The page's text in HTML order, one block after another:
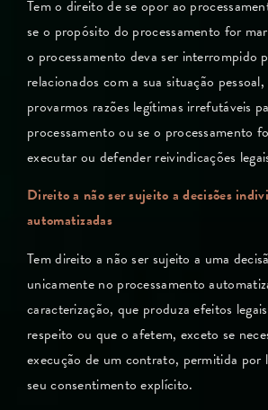
Tem o direito de se opor ao
se o propósito do processamento for
o processamento deva ser interrompido
relacionados com a sua situação
provarmos razões legítimas irrefutáveis
processamento ou se o processamento
executar ou defender reivindicações
Direito a não ser sujeito a decisões
automatizadas
Tem direito a não ser sujeito a uma
unicamente no processamento
caracterização, que produza efeitos
respeito ou que o afetem, exceto se
execução de um contrato, permitida por
seu consentimento explícito.